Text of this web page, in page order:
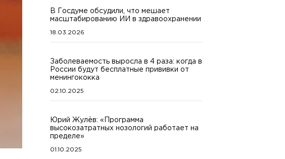
В Госдуме обсудили, что мешает
масштабированию ИИ в здравоохранении
18.03.2026
Заболеваемость выросла в 4 раза: когда в
России будут бесплатные прививки от
менингококка
02.10.2025
Юрий Жулёв: «Программа
высокозатратных нозологий работает на
пределе»
01.10.2025